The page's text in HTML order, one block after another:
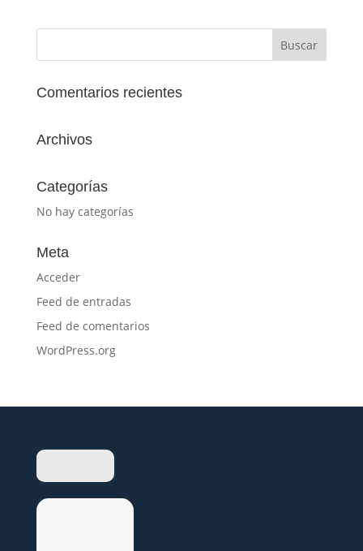
Comentarios recientes
Archivos
Categorías
No hay categorías
Meta
Acceder
Feed de entradas
Feed de comentarios
WordPress.org